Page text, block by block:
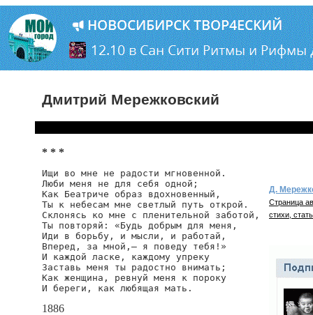
Дмитрий Мережковский
* * *
Ищи во мне не радости мгновенной.
Люби меня не для себя одной;
Как Беатриче образ вдохновенный,
Ты к небесам мне светлый путь открой.
Склонясь ко мне с пленительной заботой,
Ты повторяй: «Будь добрым для меня,
Иди в борьбу, и мысли, и работай,
Вперед, за мной,— я поведу тебя!»
И каждой ласке, каждому упреку
Заставь меня ты радостно внимать;
Как женщина, ревнуй меня к пороку
И береги, как любящая мать.
1886
Д.
Страница
стихи,